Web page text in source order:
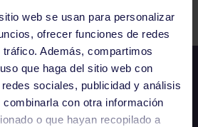
web se usan para personalizar
ofrecer funciones de redes
Además, compartimos
que haga del sitio web con
sociales, publicidad y análisis
con otra información
o que hayan recopilado a